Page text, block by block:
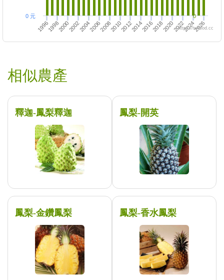
1996199820002002200420062008201020122014201620182020202220242026
0 元 0
https://twfood.cc
相似農產
釋迦-鳳梨釋迦 鳳梨-開英
鳳梨-金鑽鳳梨 鳳梨-香水鳳梨